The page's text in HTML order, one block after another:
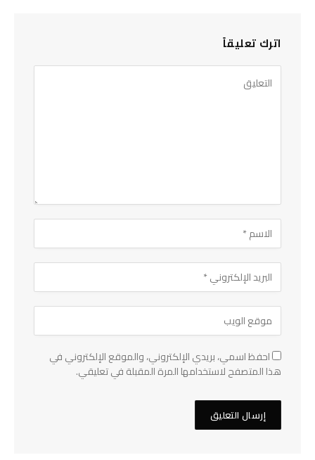
اترك تعليقاً
احفظ اسمي، بريدي الإلكتروني، والموقع الإلكتروني في
هذا المتصفح لاستخدامها المرة المقبلة في تعليقي.